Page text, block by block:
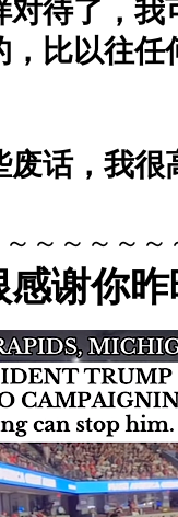
待了，我
比以往任
话，我很
～～～～～～
谢你